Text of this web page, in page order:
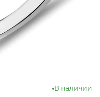
В наличии